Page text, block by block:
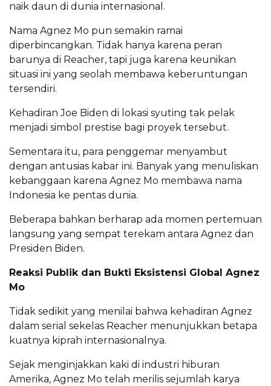
naik daun di dunia internasional.
Nama Agnez Mo pun semakin ramai
diperbincangkan. Tidak hanya karena peran
barunya di Reacher, tapi juga karena keunikan
situasi ini yang seolah membawa keberuntungan
tersendiri.
Kehadiran Joe Biden di lokasi syuting tak pelak
menjadi simbol prestise bagi proyek tersebut.
Sementara itu, para penggemar menyambut
dengan antusias kabar ini. Banyak yang menuliskan
kebanggaan karena Agnez Mo membawa nama
Indonesia ke pentas dunia.
Beberapa bahkan berharap ada momen pertemuan
langsung yang sempat terekam antara Agnez dan
Presiden Biden.
Reaksi Publik dan Bukti Eksistensi Global Agnez
Mo
Tidak sedikit yang menilai bahwa kehadiran Agnez
dalam serial sekelas Reacher menunjukkan betapa
kuatnya kiprah internasionalnya.
Sejak menginjakkan kaki di industri hiburan
Amerika, Agnez Mo telah merilis sejumlah karya